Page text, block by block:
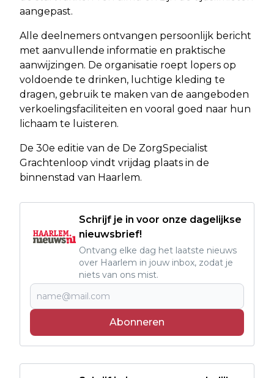
aangepast.
Alle deelnemers ontvangen persoonlijk bericht
met aanvullende informatie en praktische
aanwijzingen. De organisatie roept lopers op
voldoende te drinken, luchtige kleding te
dragen, gebruik te maken van de aangeboden
verkoelingsfaciliteiten en vooral goed naar hun
lichaam te luisteren.
De 30e editie van de De ZorgSpecialist
Grachtenloop vindt vrijdag plaats in de
binnenstad van Haarlem.
Schrijf je in voor onze dagelijkse
nieuwsbrief!
Ontvang elke dag het laatste nieuws
over Haarlem in jouw inbox, zodat je
niets van ons mist.
Abonneren